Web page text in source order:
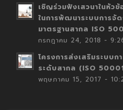
เชิญร่วมฟังเสวนาในหัว
ในการพัฒนาระบบการจั
มาตรฐานสากล ISO
กรกฎาคม 24, 2018 -
โครงการส่งเสริมระบบก
ระดับสากล (ISO
พฤษภาคม 15, 2017 -